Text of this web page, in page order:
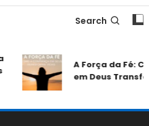
Search
A Força da Fé:
em Deus